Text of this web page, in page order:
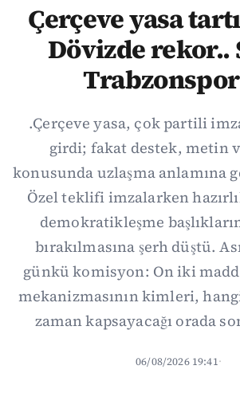
Çerçeve yasa
Dövizde rekor..
.Çerçeve yasa, çok partili
girdi; fakat destek, metin
konusunda uzlaşma anlamına
Özel teklifi imzalarken
demokratikleşme
bırakılmasına şerh düştü.
günkü komisyon: On iki
mekanizmasının kimleri,
zaman kapsayacağı orada
06/08/2026 19:41·